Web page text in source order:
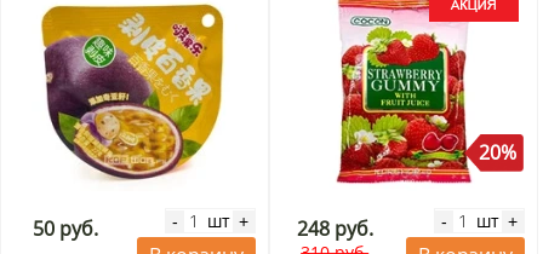
50 руб. - шт +
20%
248 руб. - шт +